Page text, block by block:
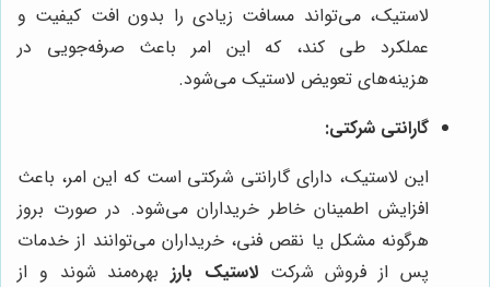
لاستیک، می‌تواند مسافت زیادی را بدون افت کیفیت و
عملکرد طی کند، که این امر باعث صرفه‌جویی در
هزینه‌های تعویض لاستیک می‌شود.
گارانتی شرکتی:
این لاستیک، دارای گارانتی شرکتی است که این امر، باعث
افزایش اطمینان خاطر خریداران می‌شود. در صورت بروز
هرگونه مشکل یا نقص فنی، خریداران می‌توانند از خدمات
پس از فروش شرکتلاستیک بارز بهره‌مند شوند و از